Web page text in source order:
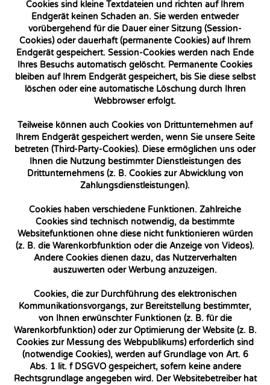
Cookies sind kleine Textdateien und richten auf Ihrem
Endgerät keinen Schaden an. Sie werden entweder
vorübergehend für die Dauer einer Sitzung (Session-
Cookies) oder dauerhaft (permanente Cookies) auf Ihrem
Endgerät gespeichert. Session-Cookies werden nach Ende
Ihres Besuchs automatisch gelöscht. Permanente Cookies
bleiben auf Ihrem Endgerät gespeichert, bis Sie diese selbst
löschen oder eine automatische Löschung durch Ihren
Webbrowser erfolgt.
Teilweise können auch Cookies von Drittunternehmen auf
Ihrem Endgerät gespeichert werden, wenn Sie unsere Seite
betreten (Third-Party-Cookies). Diese ermöglichen uns oder
Ihnen die Nutzung bestimmter Dienstleistungen des
Drittunternehmens (z. B. Cookies zur Abwicklung von
Zahlungsdienstleistungen).
Cookies haben verschiedene Funktionen. Zahlreiche
Cookies sind technisch notwendig, da bestimmte
Websitefunktionen ohne diese nicht funktionieren würden
(z. B. die Warenkorbfunktion oder die Anzeige von Videos).
Andere Cookies dienen dazu, das Nutzerverhalten
auszuwerten oder Werbung anzuzeigen.
Cookies, die zur Durchführung des elektronischen
Kommunikationsvorgangs, zur Bereitstellung bestimmter,
von Ihnen erwünschter Funktionen (z. B. für die
Warenkorbfunktion) oder zur Optimierung der Website (z. B.
Cookies zur Messung des Webpublikums) erforderlich sind
(notwendige Cookies), werden auf Grundlage von Art. 6
Abs. 1 lit. f DSGVO gespeichert, sofern keine andere
Rechtsgrundlage angegeben wird. Der Websitebetreiber hat